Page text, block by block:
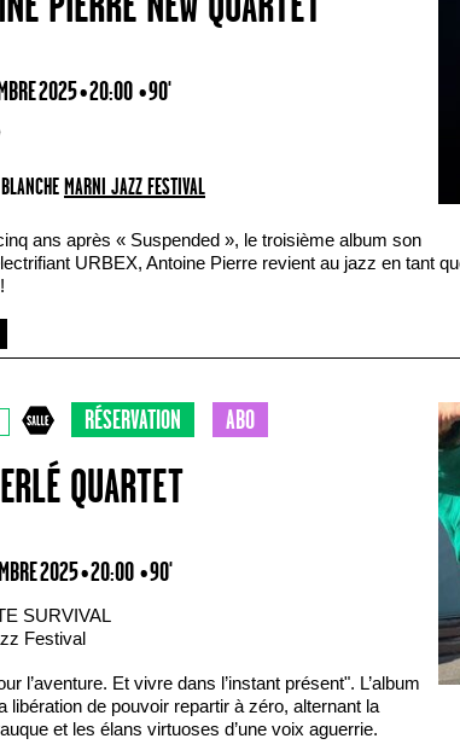
2025 • 20:00 • 90'
MARNI JAZZ FESTIVAL
ans après « Suspended », le troisième album son
URBEX, Antoine Pierre revient au jazz en tant
RÉSERVATION ABO
QUARTET
2025 • 20:00 • 90'
SURVIVAL
Festival
l’aventure. Et vivre dans l’instant présent". L’album
libération de pouvoir repartir à zéro, alternant la
et les élans virtuoses d’une voix aguerrie.